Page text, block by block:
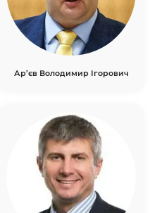
Ар’єв Володимир Ігорович